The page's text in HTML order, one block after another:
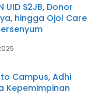
UID S2JB, Donor
hingga Ojol Care
to Campus, Adhi
Kepemimpinan